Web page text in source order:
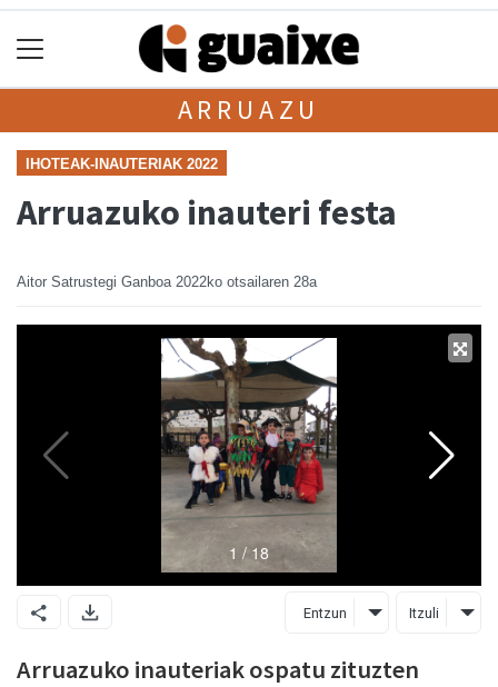
ARRUAZU
IHOTEAK-INAUTERIAK 2022
Arruazuko inauteri festa
Aitor Satrustegi Ganboa 2022ko otsailaren 28a
Entzun Itzuli
Arruazuko inauteriak ospatu zituzten